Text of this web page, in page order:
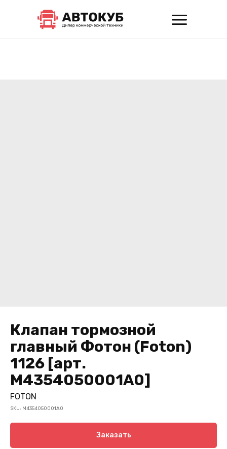
Клапан тормозной
главный Фотон (Foton)
1126 [арт.
M4354050001A0]
FOTON
SKU: M4354050001A0
Заказать